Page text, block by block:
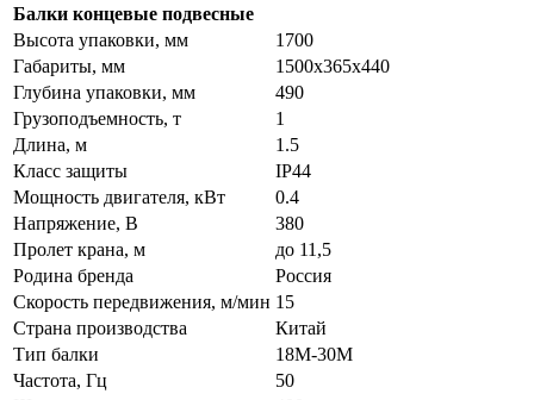
Балки концевые подвесные
Высота упаковки, мм
1700
Габариты, мм
1500x365x440
Глубина упаковки, мм
490
Грузоподъемность, т
1
Длина, м
1.5
Класс защиты
IP44
Мощность двигателя, кВт
0.4
Напряжение, В
380
Пролет крана, м
до 11,5
Родина бренда
Россия
Скорость передвижения, м/мин 15
Страна производства
Китай
Тип балки
18M-30M
Частота, Гц
50